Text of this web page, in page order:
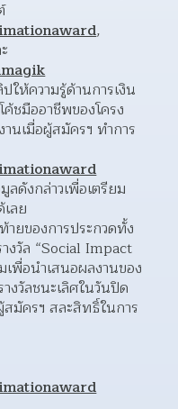
ด้านการเงิน การลงทุนจากเว็บไซต์
ให้ความรู้ด้านการเงิน
ชมืออาชีพของโครง
นเมื่อผู้สมัครฯ ทำการ
ดังกล่าวเพื่อเตรียม
ลย
ยของการประกวดทั้ง
งวัล “Social Impact
เพื่อนำเสนอผลงานของ
งวัลชนะเลิศในวันปิด
มัครฯ สละสิทธิ์ในการ